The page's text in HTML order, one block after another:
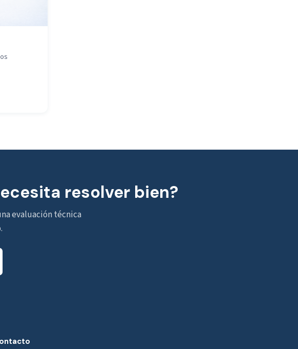
resolver bien?
evaluación técnica